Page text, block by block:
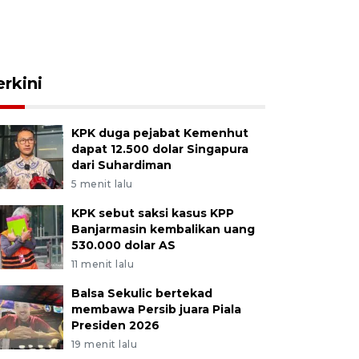
KPK duga pejabat Kemenhut
dapat 12.500 dolar Singapura
dari Suhardiman
5 menit lalu
KPK sebut saksi kasus KPP
Banjarmasin kembalikan uang
530.000 dolar AS
11 menit lalu
Balsa Sekulic bertekad
membawa Persib juara Piala
Presiden 2026
19 menit lalu